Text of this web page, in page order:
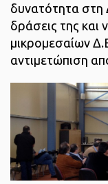
δυνατότητα στη
δράσεις της και
μικρομεσαίων
αντιμετώπιση